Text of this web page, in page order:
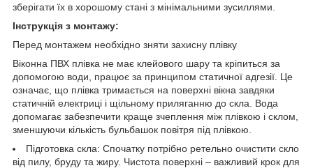
зберігати їх в хорошому стані з мінімальними зусиллями.
Інструкція з монтажу:
Перед монтажем необхідно зняти захисну плівку
Віконна ПВХ плівка не має клейового шару та кріпиться за
допомогою води, працює за принципом статичної адгезії. Це
означає, що плівка тримається на поверхні вікна завдяки
статичній електриці і щільному приляганню до скла. Вода
допомагає забезпечити краще зчеплення між плівкою і склом,
зменшуючи кількість бульбашок повітря під плівкою.
Підготовка скла: Спочатку потрібно ретельно очистити скло
від пилу, бруду та жиру. Чистота поверхні – важливий крок для